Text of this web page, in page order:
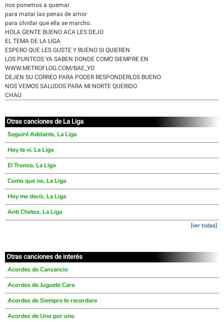
nos ponemos a quemar
para matar las penas de amor
para olvidar que ella se marcho.
HOLA GENTE BUENO ACA LES DEJO
EL TEMA DE LA LIGA
ESPERO QUE LES GUSTE Y BUENO SI QUIEREN
LOS PUNTEOS YA SABEN DONDE COMO SIEMPRE EN
WWW.METROFLOG.COM/BAE_YO
DEJEN SU CORREO PARA PODER RESPONDERLOS BUENO
NOS VEMOS SALUDOS PARA MI NORTE QUERIDO
CHAU
Otras canciones de La Liga
Seguiré Adelante, La Liga
Hoy te vi, La Liga
El Tronco, La Liga
Como que no, La Liga
Hoy me decís, La Liga
Anti Chetos, La Liga
[ver todas]
Otras canciones de interés
Acordes de Cansancio
Acordes de Juguete Caro
Acordes de Siempre te recordare
Acordes de Uno por uno